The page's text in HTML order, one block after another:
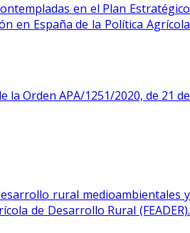
en el Plan Estratégico
en España de la Política Agrícola
la Orden APA/1251/2020, de 21 de
rural medioambientales y
de Desarrollo Rural (FEADER).